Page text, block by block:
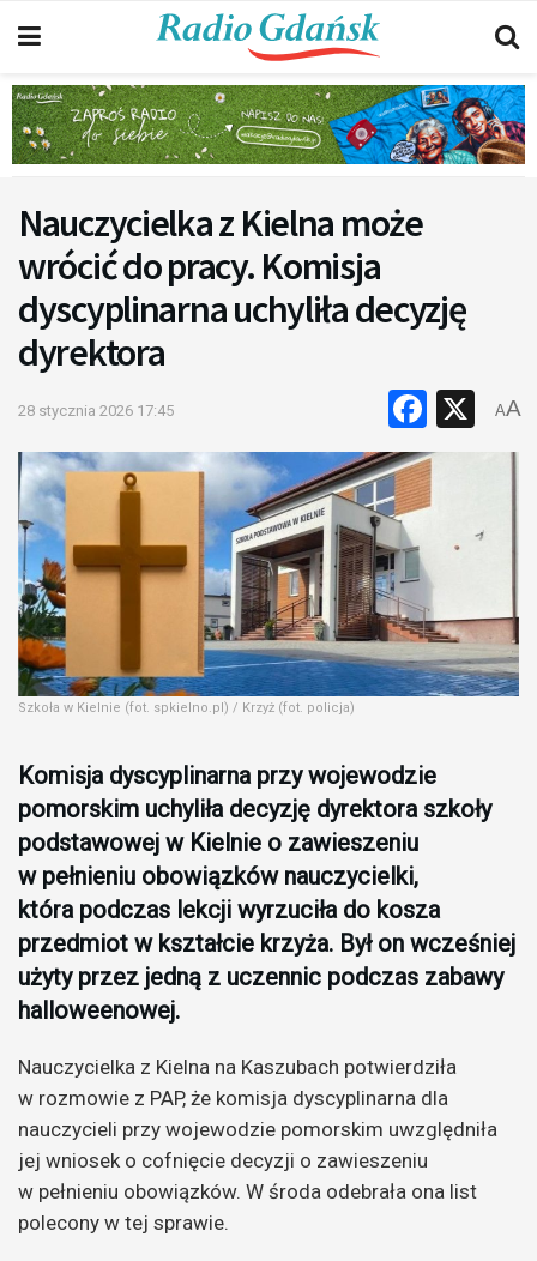
Nauczycielka z Kielna może
wrócić do pracy. Komisja
dyscyplinarna uchyliła decyzję
dyrektora
28 stycznia 2026 17:45 X
AA
Szkoła w Kielnie (fot. spkielno.pl) / Krzyż (fot. policja)
Komisja dyscyplinarna przy wojewodzie
pomorskim uchyliła decyzję dyrektora szkoły
podstawowej w Kielnie o zawieszeniu
w pełnieniu obowiązków nauczycielki,
która podczas lekcji wyrzuciła do kosza
przedmiot w kształcie krzyża. Był on wcześniej
użyty przez jedną z uczennic podczas zabawy
halloweenowej.
Nauczycielka z Kielna na Kaszubach potwierdziła
w rozmowie z PAP, że komisja dyscyplinarna dla
nauczycieli przy wojewodzie pomorskim uwzględniła
jej wniosek o cofnięcie decyzji o zawieszeniu
w pełnieniu obowiązków. W środa odebrała ona list
polecony w tej sprawie.